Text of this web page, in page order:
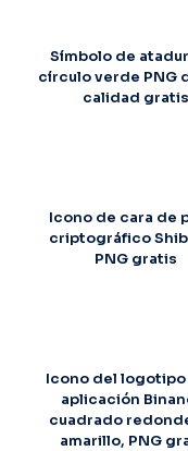
Símbolo de
círculo verde PNG
calidad gratis
Icono de cara de
criptográfico
PNG gratis
Icono del logotipo
aplicación
cuadrado
amarillo, PNG